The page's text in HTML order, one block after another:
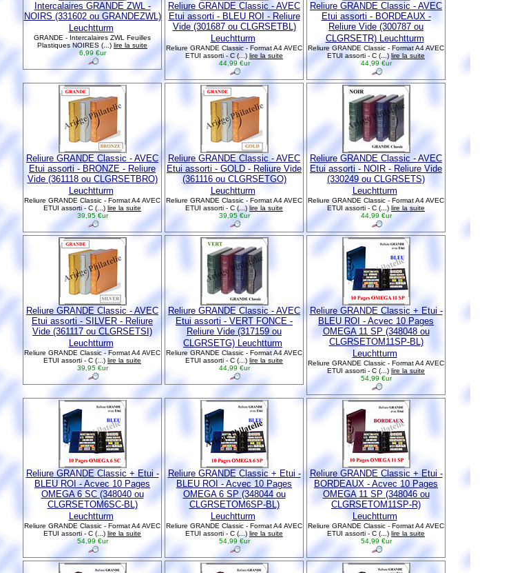
Intercalaires GRANDE ZWL -
NOIRS (331602 ou GRANDEZWL)
Leuchtturm
GRANDE - Intercalaires ZWL Feuilles
Plastiques NOIRES (...) lire la suite
6,99 €ur
Reliure GRANDE Classic - AVEC
Etui assorti - BLEU ROI - Reliure
Vide (301687 ou CLGRSETBL)
Leuchtturm
Reliure GRANDE Classic - Format A4 AVEC
ETUI assorti - C (...) lire la suite
44,99 €ur
Reliure GRANDE Classic - AVEC
Etui assorti - BORDEAUX -
Reliure Vide (300787 ou
CLGRSETR) Leuchtturm
Reliure GRANDE Classic - Format A4 AVEC
ETUI assorti - C (...) lire la suite
44,99 €ur
Reliure GRANDE Classic - AVEC
Etui assorti - BRONZE - Reliure
Vide (361118 ou CLGRSETBRO)
Leuchtturm
Reliure GRANDE Classic - Format A4 AVEC
ETUI assorti - C (...) lire la suite
39,95 €ur
Reliure GRANDE Classic - AVEC
Etui assorti - GOLD - Reliure Vide
(361116 ou CLGRSETGO)
Leuchtturm
Reliure GRANDE Classic - Format A4 AVEC
ETUI assorti - C (...) lire la suite
39,95 €ur
Reliure GRANDE Classic - AVEC
Etui assorti - NOIR - Reliure Vide
(330249 ou CLGRSETS)
Leuchtturm
Reliure GRANDE Classic - Format A4 AVEC
ETUI assorti - C (...) lire la suite
44,99 €ur
Reliure GRANDE Classic - AVEC
Etui assorti - SILVER - Reliure
Vide (361117 ou CLGRSETSI)
Leuchtturm
Reliure GRANDE Classic - Format A4 AVEC
ETUI assorti - C (...) lire la suite
39,95 €ur
Reliure GRANDE Classic - AVEC
Etui assorti - VERT FONCE -
Reliure Vide (317159 ou
CLGRSETG) Leuchtturm
Reliure GRANDE Classic - Format A4 AVEC
ETUI assorti - C (...) lire la suite
44,99 €ur
Reliure GRANDE Classic + Etui -
BLEU ROI - Acvec 10 Pages
OMEGA 11 SP (348048 ou
CLGRSETOM11SP-BL)
Leuchtturm
Reliure GRANDE Classic - Format A4 AVEC
ETUI assorti - C (...) lire la suite
54,99 €ur
Reliure GRANDE Classic + Etui -
BLEU ROI - Acvec 10 Pages
OMEGA 6 SC (348040 ou
CLGRSETOM6SC-BL)
Leuchtturm
Reliure GRANDE Classic - Format A4 AVEC
ETUI assorti - C (...) lire la suite
54,99 €ur
Reliure GRANDE Classic + Etui -
BLEU ROI - Acvec 10 Pages
OMEGA 6 SP (348044 ou
CLGRSETOM6SP-BL)
Leuchtturm
Reliure GRANDE Classic - Format A4 AVEC
ETUI assorti - C (...) lire la suite
54,99 €ur
Reliure GRANDE Classic + Etui -
BORDEAUX - Acvec 10 Pages
OMEGA 11 SP (348046 ou
CLGRSETOM11SP-R)
Leuchtturm
Reliure GRANDE Classic - Format A4 AVEC
ETUI assorti - C (...) lire la suite
54,99 €ur